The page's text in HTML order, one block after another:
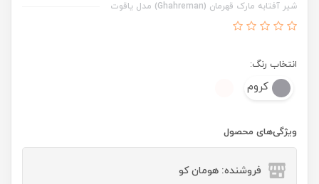
شیر آفتابه مارک قهرمان (Ghahreman) مدل یاقوت
انتخاب رنگ:
کروم
ویژگی‌های محصول
فروشنده: هومان کو